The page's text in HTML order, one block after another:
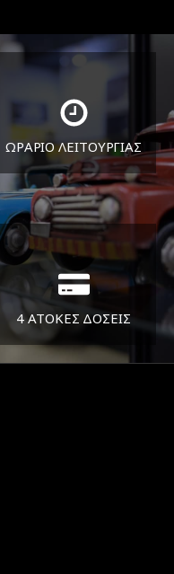
ΩΡΑΡΙΟ ΛΕΙΤΟΥΡΓΙΑΣ
ΔΕΥ-ΠΑΡ 8:30-17:30
ΣΑΒ 8:30-13:30
4 ΑΤΟΚΕΣ ΔΟΣΕΙΣ